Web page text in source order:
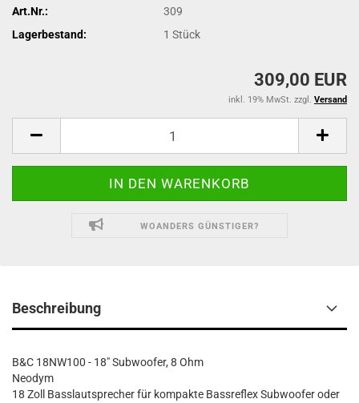
Art.Nr.:
309
Lagerbestand:
1Stück
309,00 EUR
inkl. 19% MwSt. zzgl. Versand
WOANDERS GÜNSTIGER?
Beschreibung
B&C 18NW100 - 18" Subwoofer, 8 Ohm
Neodym
18 Zoll Basslautsprecher für kompakte Bassreflex Subwoofer oder